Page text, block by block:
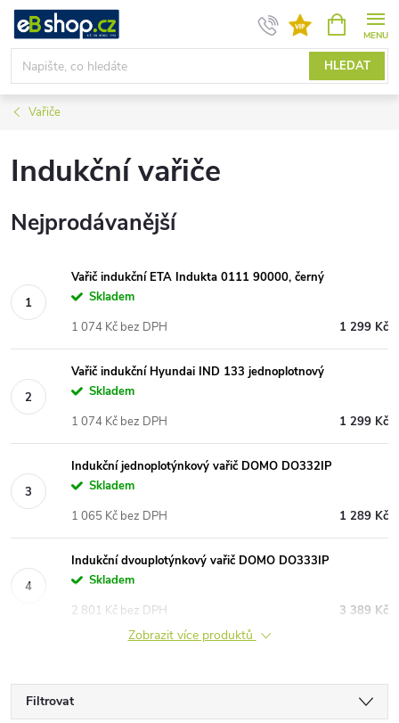
Přejít
obsah
HLEDAT
NÁKUPNÍ
KOŠÍK
Vařiče
Indukční vařiče
Nejprodávanější
Vařič indukční ETA Indukta 0111 90000, černý
Skladem
1 299 Kč
1 074 Kč bez DPH
Vařič indukční Hyundai IND 133 jednoplotnový
Skladem
1 299 Kč
1 074 Kč bez DPH
Indukční jednoplotýnkový vařič DOMO DO332IP
Skladem
1 289 Kč
1 065 Kč bez DPH
Indukční dvouplotýnkový vařič DOMO DO333IP
Skladem
3 389 Kč
2 801 Kč bez DPH
Zobrazit více produktů
Filtrovat